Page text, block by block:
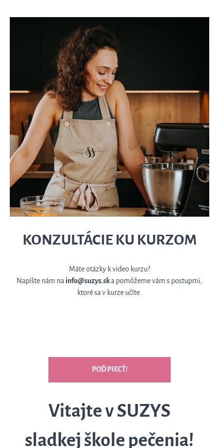
KONZULTÁCIE KU KURZOM
Máte otázky k video kurzu?
Napíšte nám na info@suzys.ska pomôžeme vám s postupmi,
ktoré sa v kurze učíte.
POĎ PIECŤ!
Vitajte v SUZYS
sladkej škole pečenia!